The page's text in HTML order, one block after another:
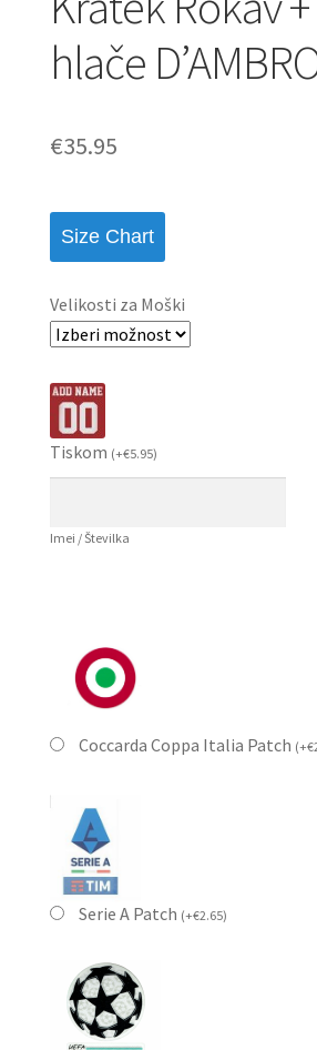
hlače
€35.95
Size Chart
Velikosti za Moški
Tiskom (+€5.95)
Imei / Številka
Coccarda Coppa Italia Patch (+€
Serie A Patch (+€2.65)